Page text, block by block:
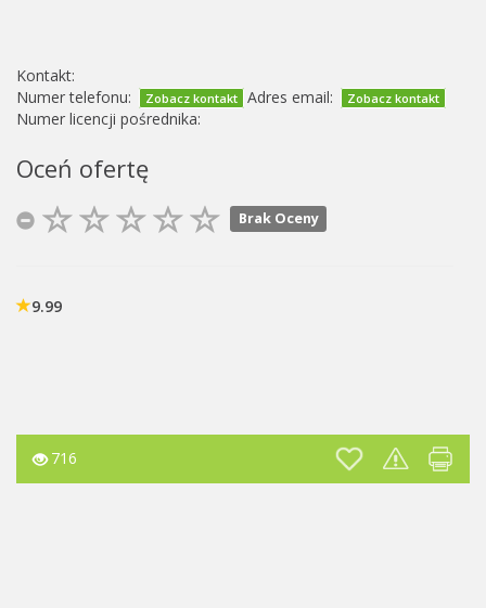
Kontakt:
Numer telefonu:
Zobacz kontakt Adres email: Zobacz kontakt
Numer licencji pośrednika:
Oceń ofertę
Brak Oceny
9.99
716